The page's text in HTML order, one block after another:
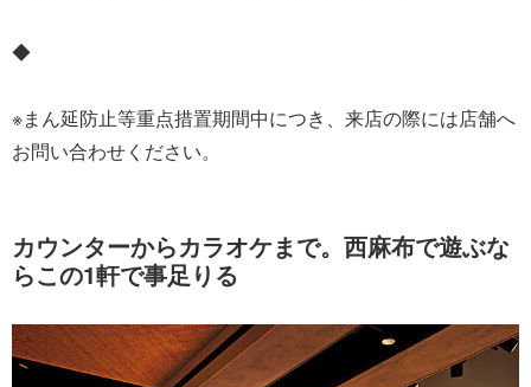
◆
※まん延防止等重点措置期間中につき、来店の際には店舗へ
お問い合わせください。
カウンターからカラオケまで。西麻布で遊ぶな
らこの1軒で事足りる